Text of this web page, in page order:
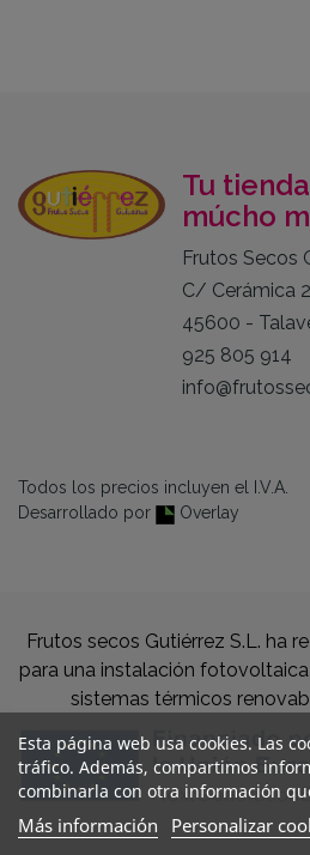
Tu
múcho
Frutos Secos
C/ Cerámica
45600 -
925 805 914
Todos los precios incluyen el I.V.A.
Desarrollado por
Overlay
Frutos secos Gutiérrez S.L. ha
para una instalación
sistemas térmicos
Esta página web usa cookies. Las
tráfico. Además, compartimos
combinarla con otra información
Más información Personalizar